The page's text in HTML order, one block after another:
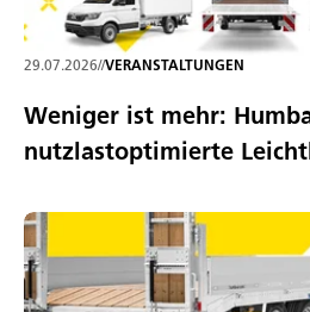
29.07.2026//VERANSTALTUNGEN
Weniger ist mehr:
nutzlastoptimierte